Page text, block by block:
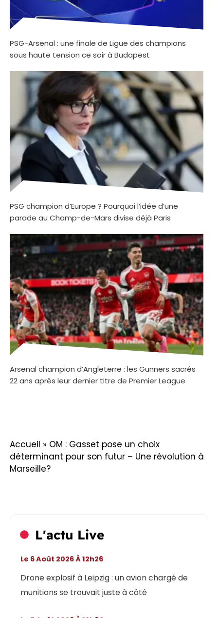
PSG-Arsenal : une finale de Ligue des champions
sous haute tension ce soir à Budapest
PSG champion d’Europe ? Pourquoi l’idée d’une
parade au Champ-de-Mars divise déjà Paris
Arsenal champion d’Angleterre : les Gunners sacrés
22 ans après leur dernier titre de Premier League
Accueil » OM : Gasset pose un choix
déterminant pour son futur – Une révolution à
Marseille?
L'actu Live
Drone explosif à Leipzig : un avion chargé de
munitions se trouvait juste à côté
Le 6 Août 2026 À 12h26